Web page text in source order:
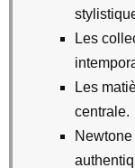
Les
Les
centrale.